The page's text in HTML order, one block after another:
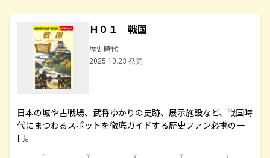
Ｈ０１ 戦国
歴史時代
2025.10.23 発売
日本の城や古戦場、武将ゆかりの史跡、展示施設など、戦国時
代にまつわるスポットを徹底ガイドする歴史ファン必携の一
冊。